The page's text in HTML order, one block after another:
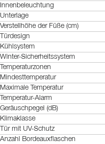
Innenbeleuchtung
Unterlage
Verstellhöhe der Füße (cm)
Türdesign
Kühlsystem
Winter-Sicherheitssystem
Temperaturzonen
Mindesttemperatur
Maximale Temperatur
Temperatur-Alarm
Geräuschpegel (dB)
Klimaklasse
Tür mit UV-Schutz
Anzahl Bordeauxflaschen